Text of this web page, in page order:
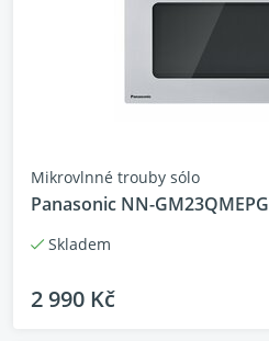
Mikrovlnné trouby sólo
Panasonic NN-GM23QMEPG
Skladem
2 990 Kč